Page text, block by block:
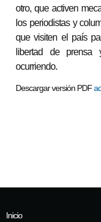
otro, que activen
los periodistas y
que visiten el país
libertad de prensa
ocurriendo.
Descargar versión PDF
Inicio